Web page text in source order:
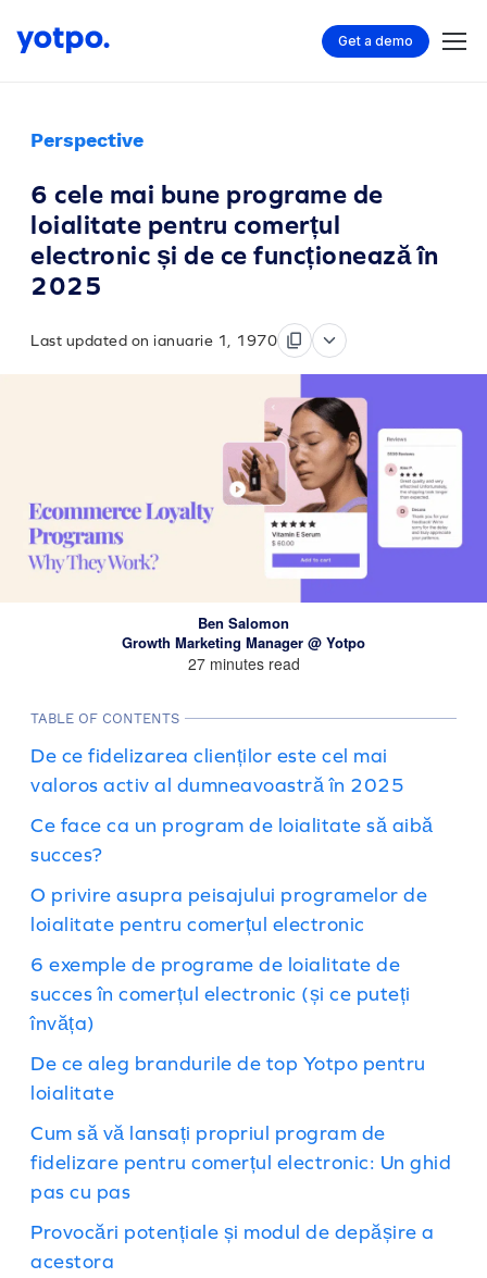
Get a demo
Perspective
6 cele mai bune programe de
loialitate pentru comerțul
electronic și de ce funcționează în
2025
Last updated on ianuarie 1, 1970
Ben Salomon
Growth Marketing Manager @ Yotpo
27 minutes read
TABLE OF CONTENTS
De ce fidelizarea clienților este cel mai
valoros activ al dumneavoastră în 2025
Ce face ca un program de loialitate să aibă
succes?
O privire asupra peisajului programelor de
loialitate pentru comerțul electronic
6 exemple de programe de loialitate de
succes în comerțul electronic (și ce puteți
învăța)
De ce aleg brandurile de top Yotpo pentru
loialitate
Cum să vă lansați propriul program de
fidelizare pentru comerțul electronic: Un ghid
pas cu pas
Provocări potențiale și modul de depășire a
acestora